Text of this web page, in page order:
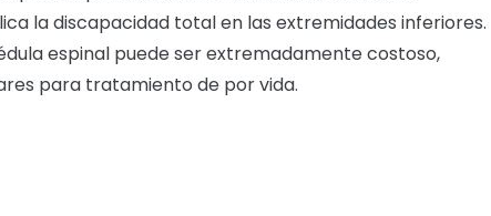
la discapacidad total en las extremidades inferiores.
espinal puede ser extremadamente costoso,
para tratamiento de por vida.